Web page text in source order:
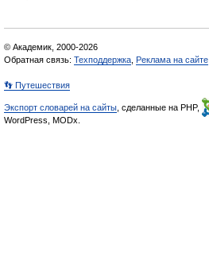
© Академик, 2000-2026
Обратная связь: Техподдержка Реклама на сайте
👣 Путешествия
Экспорт словарей на сайты , сделанные на PHP,
WordPress, MODx.